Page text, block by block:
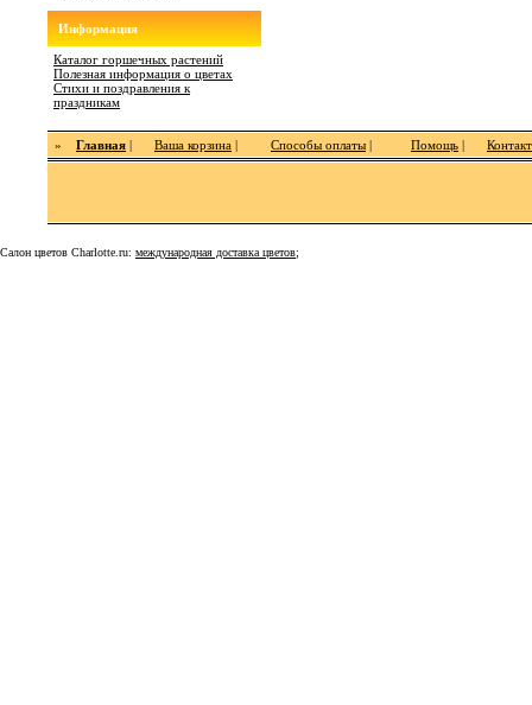
Информация
Каталог горшечных растений
Полезная информация о цветах
Стихи и поздравления к
праздникам
» Главная | Ваша корзина | Способы оплаты | Помощь |
Салон цветов Charlotte.ru: международная доставка цветов;